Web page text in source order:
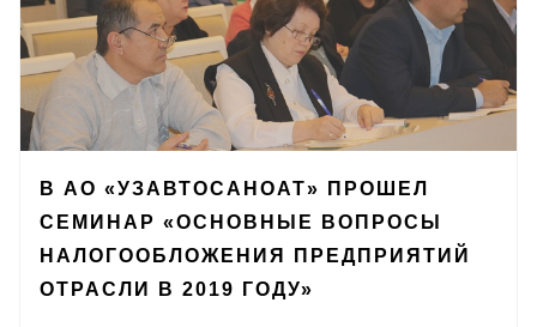
В АО «УЗАВТОСАНОАТ» ПРОШЕЛ
СЕМИНАР «ОСНОВНЫЕ ВОПРОСЫ
НАЛОГООБЛОЖЕНИЯ ПРЕДПРИЯТИЙ
ОТРАСЛИ В 2019 ГОДУ»